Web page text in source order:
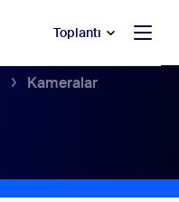
Toplantı
Kameralar